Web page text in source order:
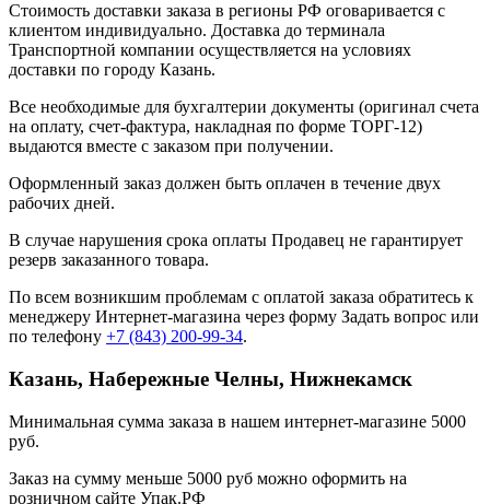
Стоимость доставки заказа в регионы РФ оговаривается с
клиентом индивидуально. Доставка до терминала
Транспортной компании осуществляется на условиях
доставки по городу Казань.
Все необходимые для бухгалтерии документы (оригинал счета
на оплату, счет-фактура, накладная по форме ТОРГ-12)
выдаются вместе с заказом при получении.
Оформленный заказ должен быть оплачен в течение двух
рабочих дней.
В случае нарушения срока оплаты Продавец не гарантирует
резерв заказанного товара.
По всем возникшим проблемам с оплатой заказа обратитесь к
менеджеру Интернет-магазина через форму Задать вопрос или
по телефону +7 (843) 200-99-34.
Казань, Набережные Челны, Нижнекамск
Минимальная сумма заказа в нашем интернет-магазине 5000
руб.
Заказ на сумму меньше 5000 руб можно оформить на
розничном сайте Упак.РФ